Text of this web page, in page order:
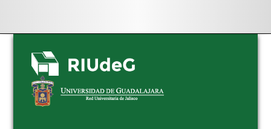
Skip
navigation